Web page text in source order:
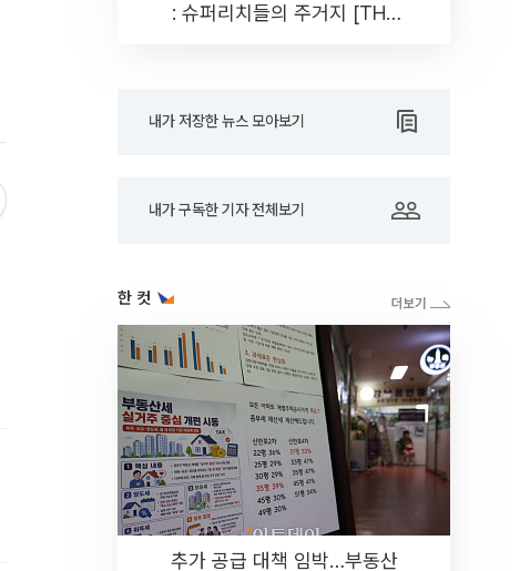
: 슈퍼리치들의 주거지 [THE
내가 저장한 뉴스 모아보기
내가 구독한 기자 전체보기
한 컷
추가 공급 대책 임박…부동산